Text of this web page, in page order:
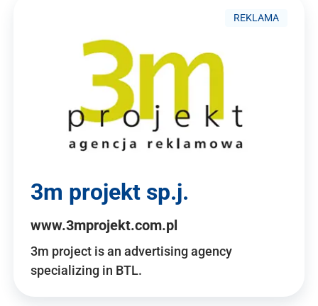
REKLAMA
3m projekt sp.j.
www.3mprojekt.com.pl
3m project is an advertising agency
specializing in BTL.